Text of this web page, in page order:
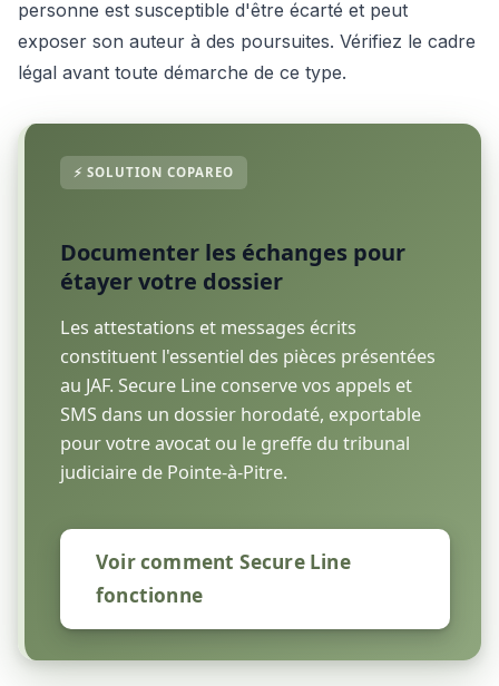
personne est susceptible d'être écarté et peut
exposer son auteur à des poursuites. Vérifiez le cadre
légal avant toute démarche de ce type.
Documenter les échanges pour
étayer votre dossier
Les attestations et messages écrits
constituent l'essentiel des pièces présentées
au JAF. Secure Line conserve vos appels et
SMS dans un dossier horodaté, exportable
pour votre avocat ou le greffe du tribunal
judiciaire de Pointe-à-Pitre.
Voir comment Secure Line
fonctionne